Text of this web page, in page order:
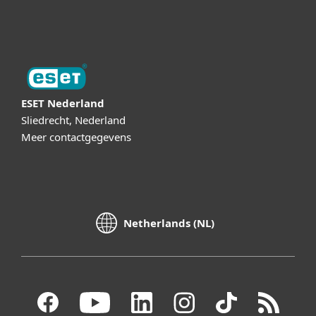
ESET Nederland
Sliedrecht, Nederland
Meer contactgegevens
Netherlands (NL)